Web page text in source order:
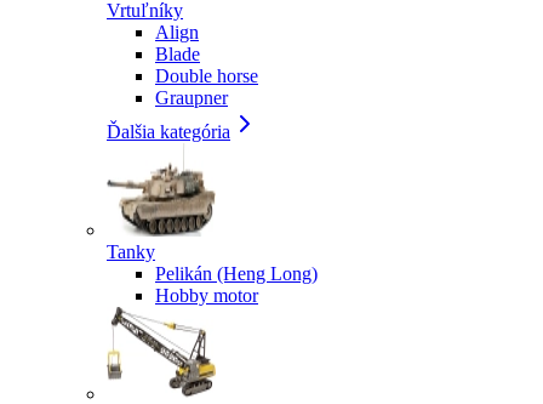
Vrtuľníky
Align
Blade
Double horse
Graupner
Ďalšia kategória
Tanky
Pelikán (Heng Long)
Hobby motor